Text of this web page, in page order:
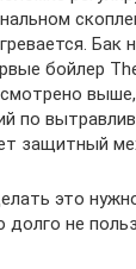
Бак
бойлер
по
защитный
это
не